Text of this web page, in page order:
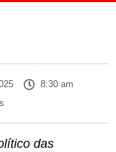
8:30 am
das